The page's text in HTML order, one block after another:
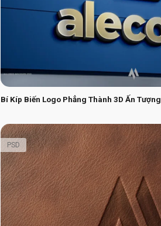
Bí Kíp Biến Logo Phẳng Thành 3D Ấn Tượng
PSD